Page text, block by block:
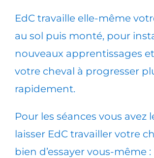
EdC travaille elle-même
au sol puis monté, pour
nouveaux apprentissages
votre cheval à progresser
rapidement.
Pour les séances vous avez
laisser EdC travailler votre
bien d’essayer vous-même :